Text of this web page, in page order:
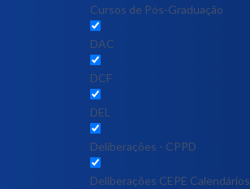
Cursos de Pós-Graduação
DAC
DCF
DEL
Deliberações - CPPD
Deliberações CEPE Calendários